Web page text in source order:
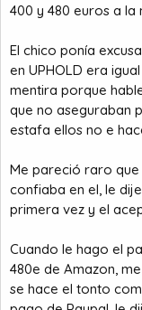
400 y 480 euros a
El chico ponía
en UPHOLD era
mentira porque
que no aseguraban
estafa ellos no e
Me pareció raro
confiaba en el, le
primera vez y el
Cuando le hago el
480e de Amazon,
se hace el tonto